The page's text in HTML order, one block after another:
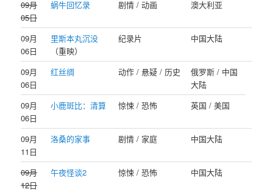
09月
05日
蜗牛回忆录 剧情 / 动画 澳大利亚
09月
06日
里斯本丸沉没
（重映）
纪录片 中国大陆
09月
06日
红丝绸 动作 / 悬疑 / 历史
俄罗斯 / 中国
大陆
09月
06日
小鹿斑比：清算 惊悚 / 恐怖 英国 / 美国
09月
11日
洛桑的家事 剧情 / 家庭 中国大陆
09月
12日
午夜怪谈2 惊悚 / 恐怖 中国大陆